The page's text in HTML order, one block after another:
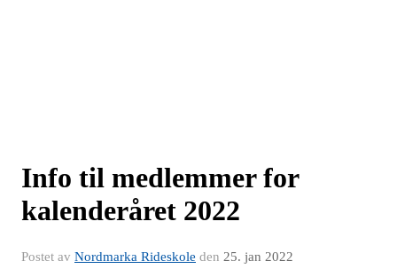
Info til medlemmer for
kalenderåret 2022
Postet av Nordmarka Rideskole den 25. jan 2022